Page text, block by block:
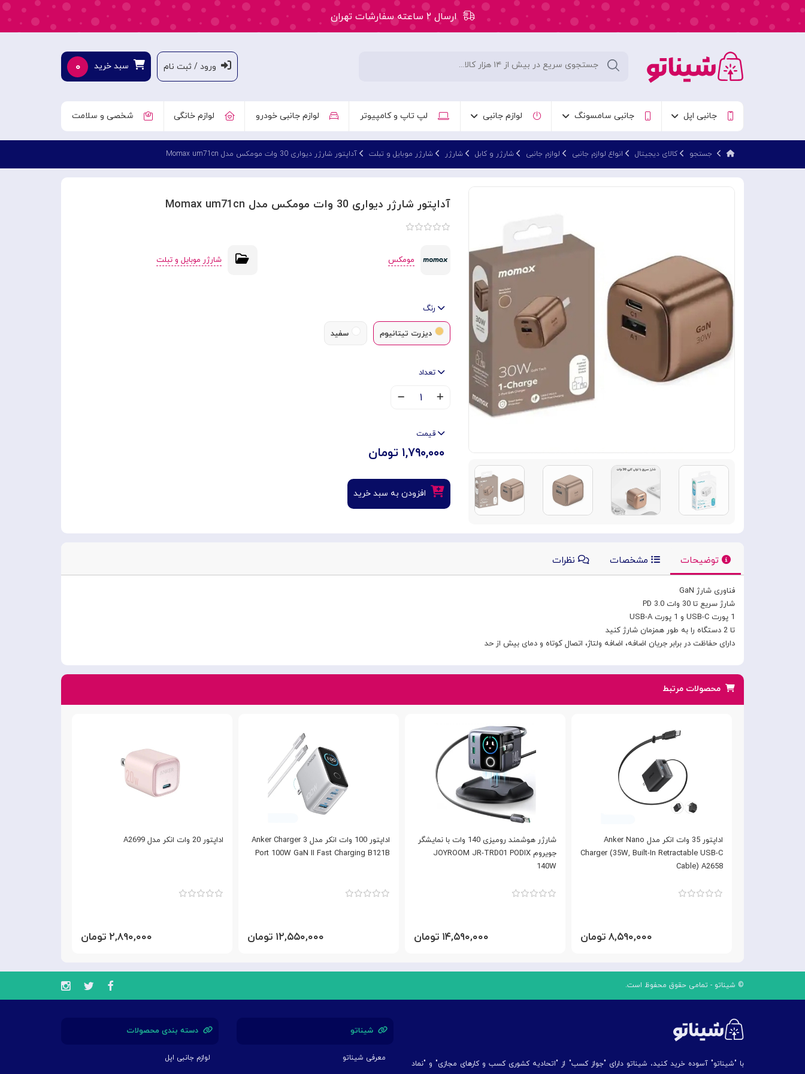
ارسال ۲ ساعته سفارشات تهران
ورود / ثبت نام سبد خرید ۰
جانبی اپل جانبی سامسونگ لوازم جانبی لپ تاپ و کامپیوتر لوازم جانبی خودرو لوازم خانگی شخصی و سلامت
جستجو کالای دیجیتال انواع لوازم جانبی لوازم جانبی شارژر و کابل شارژر شارژر موبایل و تبلت آداپتور شارژر دیواری 30 وات مومکس مدل Momax um71cn
آداپتور شارژر دیواری 30 وات مومکس مدل Momax um71cn
مومکس شارژر موبایل و تبلت
رنگ
دیزرت تیتانیوم سفید
تعداد
۱
قیمت
۱,۷۹۰,۰۰۰ تومان
افزودن به سبد خرید
توضیحات مشخصات نظرات
فناوری شارژ GaN
شارژ سریع تا 30 وات PD 3.0
1 پورت USB-C و 1 پورت USB-A
تا 2 دستگاه را به طور همزمان شارژ کنید
دارای حفاظت در برابر جریان اضافه، اضافه ولتاژ، اتصال کوتاه و دمای بیش از حد
محصولات مرتبط
اداپتور 20 وات انکر مدل A2699
۲,۸۹۰,۰۰۰ تومان
اداپتور 100 وات انکر مدل Anker Charger 3
Port 100W GaN II Fast Charging B121B
۱۲,۵۵۰,۰۰۰ تومان
شارژر هوشمند رومیزی 140 وات با نمایشگر
جویروم JOYROOM JR-TRD01 PODIX
140W
۱۴,۵۹۰,۰۰۰ تومان
اداپتور 35 وات انکر مدل Anker Nano
Charger (35W, Built-In Retractable USB-C
Cable) A2658
۸,۵۹۰,۰۰۰ تومان
© شیناتو - تمامی حقوق محفوظ است.
با "شیناتو" آسوده خرید کنید، شیناتو دارای "جواز کسب" از "اتحادیه کشوری کسب و کارهای مجازی" و "نماد
شیناتو
معرفی شیناتو
دسته بندی محصولات
لوازم جانبی اپل